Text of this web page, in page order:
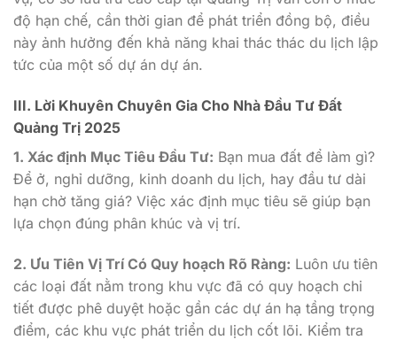
độ hạn chế, cần thời gian để phát triển đồng bộ, điều
này ảnh hưởng đến khả năng khai thác thác du lịch lập
tức của một số dự án dự án.
III. Lời Khuyên Chuyên Gia Cho Nhà Đầu Tư Đất
Quảng Trị 2025
1. Xác định Mục Tiêu Đầu Tư: Bạn mua đất để làm gì?
Để ở, nghỉ dưỡng, kinh doanh du lịch, hay đầu tư dài
hạn chờ tăng giá? Việc xác định mục tiêu sẽ giúp bạn
lựa chọn đúng phân khúc và vị trí.
2. Ưu Tiên Vị Trí Có Quy hoạch Rõ Ràng: Luôn ưu tiên
các loại đất nằm trong khu vực đã có quy hoạch chi
tiết được phê duyệt hoặc gần các dự án hạ tầng trọng
điểm, các khu vực phát triển du lịch cốt lõi. Kiểm tra